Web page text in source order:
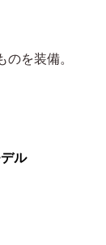
を装備。
ル